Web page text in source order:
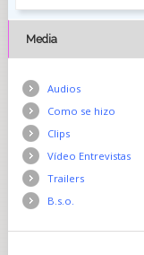
Media
Audios
Como se hizo
Clips
Vídeo Entrevistas
Trailers
B.s.o.